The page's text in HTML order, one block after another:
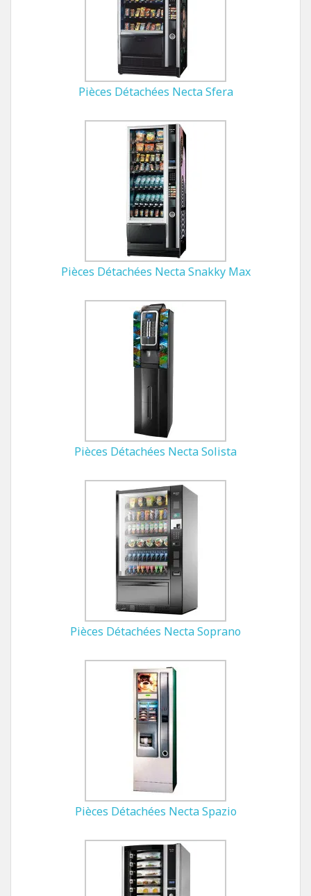
Pièces Détachées Necta Sfera
Pièces Détachées Necta Snakky Max
Pièces Détachées Necta Solista
Pièces Détachées Necta Soprano
Pièces Détachées Necta Spazio